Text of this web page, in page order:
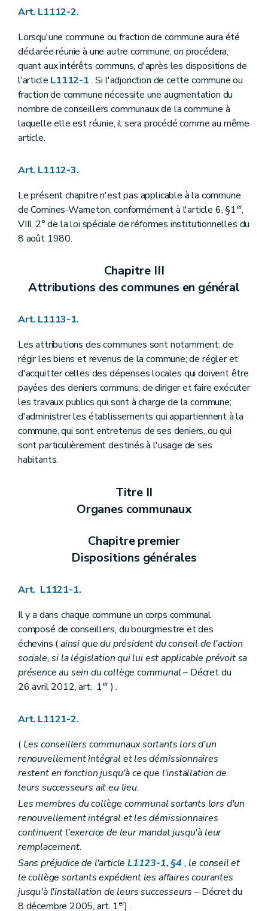
Section
Art. L1123-20
Art. L1123-21
Art. L1123-22
Section6
– Décret du 8 décembre 2005, art. 15
Art. L1123-23
Art. L1123-24
Art. L1123-25
Art. L1123-26
Art. L1123-27
Des secrétariats des membres du collège communal
Art.L1123-31
Section9
Du congé à l'occasion de la naissance ou de l'adoption d'un enfant
Art.1123-32
Chapitre IV
Section première
Art. L1124-2
Art. L1124-3
Art. L1124-4
Art. L1124-9
Art. L1124-10
Art. L1124-11
Art. L1124-12
Art. L1124-13
Art. L1124-14
Art. L1124-15
Art. L1124-16
Art. L1124-17
Art. L1124-18
Art. L1124-21
Art. L1124-22
Art. L1124-23
Art. L1124-25
Art. L1124-26
Art. L1124-27
Art. L1124-32
Art. L1124-33
Art. L1124-34
Art. L1124-35
Art. L1124-36
Art. L1124-37
Art. L1124-38
Art. L1124-43
Art. L1124-44
Art. L1124-45
Art. L1124-46
Art. L1124-47
Art. L1124-48
Art. L1124-49
Section 3
De l'évaluation
– Décret du 30 avril 2009, art. 5, al. 1
Art.L1124-50
Chapitre V
Art. L1125-1
Art. L1125-1
Art. L1125-2
Art.L1125-3
Art. L1125-4
Art. L1112-2.
Lorsqu'une commune ou fraction de commune aura été
déclarée réunie à une autre commune, on procédera,
quant aux intérêts communs, d'après les dispositions de
l'article L1112-1 . Si l'adjonction de cette commune ou
fraction de commune nécessite une augmentation du
nombre de conseillers communaux de la commune à
laquelle elle est réunie, il sera procédé comme au même
article.
Art. L1112-3.
Le présent chapitre n'est pas applicable à la commune
de Comines-Warneton, conformément à l'article 6, §1er,
VIII, 2° de la loi spéciale de réformes institutionnelles du
8 août 1980.
Chapitre III
Attributions des communes en général
Art. L1113-1.
Les attributions des communes sont notamment: de
régir les biens et revenus de la commune; de régler et
d'acquitter celles des dépenses locales qui doivent être
payées des deniers communs; de diriger et faire exécuter
les travaux publics qui sont à charge de la commune;
d'administrer les établissements qui appartiennent à la
commune, qui sont entretenus de ses deniers, ou qui
sont particulièrement destinés à l'usage de ses
habitants.
Titre II
Organes communaux
Chapitre premier
Dispositions générales
Art. L1121-1.
Il y a dans chaque commune un corps communal
composé de conseillers, du bourgmestre et des
échevins (ainsi que du président du conseil de l'action
sociale, si la législation qui lui est applicable prévoit sa
présence au sein du collège communal– Décret du
26 avril 2012, art. 1er) .
Art. L1121-2.
(Les conseillers communaux sortants lors d'un
renouvellement intégral et les démissionnaires
restent en fonction jusqu'à ce que l'installation de
leurs successeurs ait eu lieu.
Les membres du collège communal sortants lors d'un
renouvellement intégral et les démissionnaires
continuent l'exercice de leur mandat jusqu'à leur
remplacement.
Sans préjudice de l'article L1123-1, §4 , le conseil et
le collège sortants expédient les affaires courantes
jusqu'à l'installation de leurs successeurs – Décret du
8 décembre 2005, art. 1er) .